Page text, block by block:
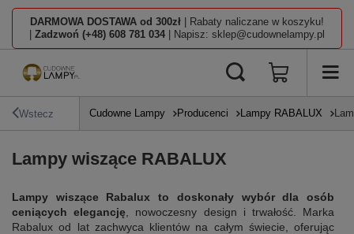
DARMOWA DOSTAWA od 300zł | Rabaty naliczane w koszyku!
Zadzwoń (+48) 608 781 034 | Napisz: sklep@cudownelampy.pl
Wstecz Cudowne Lampy Producenci Lampy RABALUX
Lampy wiszące RABALUX
Lampy wiszące Rabalux to doskonały wybór dla osób
ceniących elegancję , nowoczesny design i trwałość. Marka
Rabalux od lat zachwyca klientów na całym świecie, oferując